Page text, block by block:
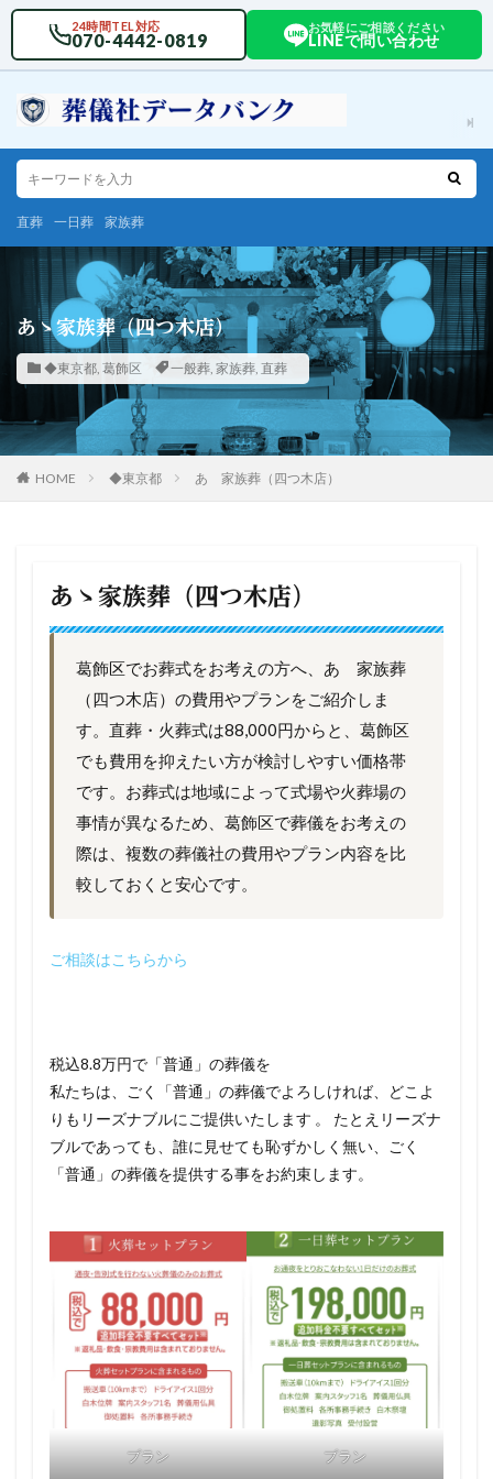
24時間TEL対応
070-4442-0819
お気軽にご相談ください
LINEで問い合わせ
直葬 一日葬 家族葬
あゝ家族葬（四つ木店）
◆東京都, 葛飾区 一般葬, 家族葬, 直葬
HOME ◆東京都 あゝ家族葬（四つ木店）
あゝ家族葬（四つ木店）
葛飾区でお葬式をお考えの方へ、あゝ家族葬
（四つ木店）の費用やプランをご紹介しま
す。直葬・火葬式は88,000円からと、葛飾区
でも費用を抑えたい方が検討しやすい価格帯
です。お葬式は地域によって式場や火葬場の
事情が異なるため、葛飾区で葬儀をお考えの
際は、複数の葬儀社の費用やプラン内容を比
較しておくと安心です。
ご相談はこちらから
税込8.8万円で「普通」の葬儀を
私たちは、ごく「普通」の葬儀でよろしければ、どこよ
りもリーズナブルにご提供いたします 。 たとえリーズナ
ブルであっても、誰に見せても恥ずかしく無い、ごく
「普通」の葬儀を提供する事をお約束します。
プラン プラン